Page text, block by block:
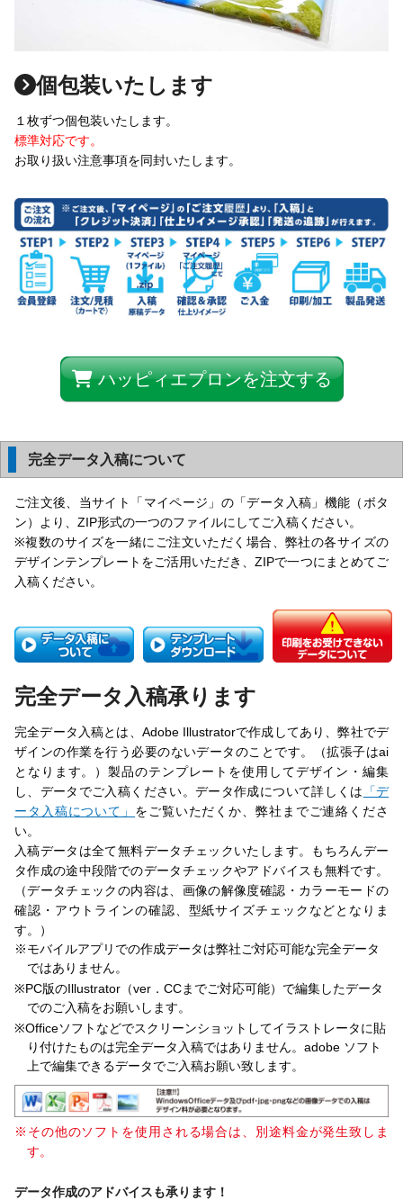
個包装いたします
１枚ずつ個包装いたします。
標準対応です。
お取り扱い注意事項を同封いたします。
ハッピィエプロンを注文する
完全データ入稿について
ご注文後、当サイト「マイページ」の「データ入稿」機能（ボタ
ン）より、ZIP形式の一つのファイルにしてご入稿ください。
※複数のサイズを一緒にご注文いただく場合、弊社の各サイズの
デザインテンプレートをご活用いただき、ZIPで一つにまとめてご
入稿ください。
完全データ入稿承ります
完全データ入稿とは、Adobe Illustratorで作成してあり、弊社でデ
ザインの作業を行う必要のないデータのことです。（拡張子はai
となります。）製品のテンプレートを使用してデザイン・編集
し、データでご入稿ください。データ作成について詳しくは
「デ
ータ入稿について」 をご覧いただくか、弊社までご連絡くださ
い。
入稿データは全て無料データチェックいたします。もちろんデー
タ作成の途中段階でのデータチェックやアドバイスも無料です。
（データチェックの内容は、画像の解像度確認・カラーモードの
確認・アウトラインの確認、型紙サイズチェックなどとなりま
す。）
※モバイルアプリでの作成データは弊社ご対応可能な完全データ
ではありません。
※PC版のIllustrator（ver．CCまでご対応可能）で編集したデータ
でのご入稿をお願いします。
※Officeソフトなどでスクリーンショットしてイラストレータに貼
り付けたものは完全データ入稿ではありません。adobe ソフト
上で編集できるデータでご入稿お願い致します。
※その他のソフトを使用される場合は、別途料金が発生致しま
す。
データ作成のアドバイスも承ります！